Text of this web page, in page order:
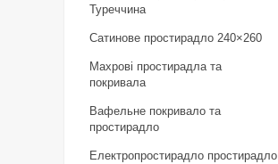
Туреччина
Сатинове простирадло 240×260
Махрові простирадла та
покривала
Вафельне покривало та
простирадло
Електропростирадло простирадло